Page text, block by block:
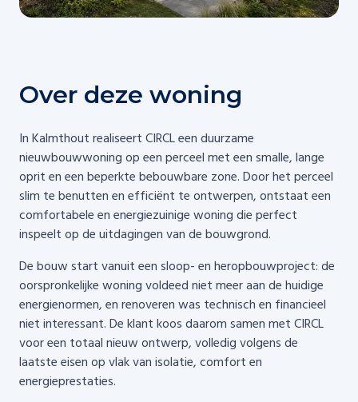
Over deze woning
In Kalmthout realiseert CIRCL een duurzame
nieuwbouwwoning op een perceel met een smalle, lange
oprit en een beperkte bebouwbare zone. Door het perceel
slim te benutten en efficiënt te ontwerpen, ontstaat een
comfortabele en energiezuinige woning die perfect
inspeelt op de uitdagingen van de bouwgrond.
De bouw start vanuit een sloop- en heropbouwproject: de
oorspronkelijke woning voldeed niet meer aan de huidige
energienormen, en renoveren was technisch en financieel
niet interessant. De klant koos daarom samen met CIRCL
voor een totaal nieuw ontwerp, volledig volgens de
laatste eisen op vlak van isolatie, comfort en
energieprestaties.